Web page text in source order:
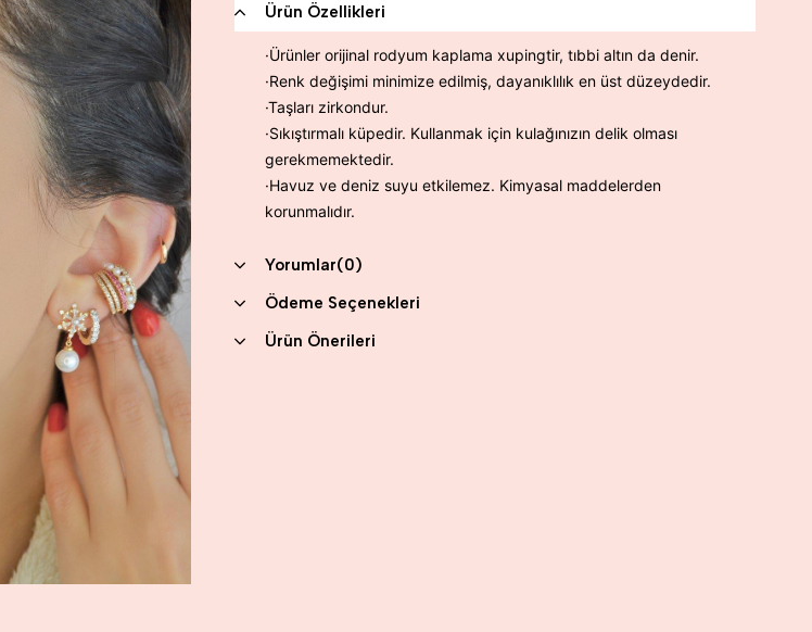
Ürün Özellikleri
·Ürünler orijinal rodyum kaplama xupingtir, tıbbi altın da denir.
·Renk değişimi minimize edilmiş, dayanıklılık en üst düzeydedir.
·Taşları zirkondur.
·Sıkıştırmalı küpedir. Kullanmak için kulağınızın delik olması
gerekmemektedir.
·Havuz ve deniz suyu etkilemez. Kimyasal maddelerden
korunmalıdır.
Yorumlar(0)
Ödeme Seçenekleri
Ürün Önerileri